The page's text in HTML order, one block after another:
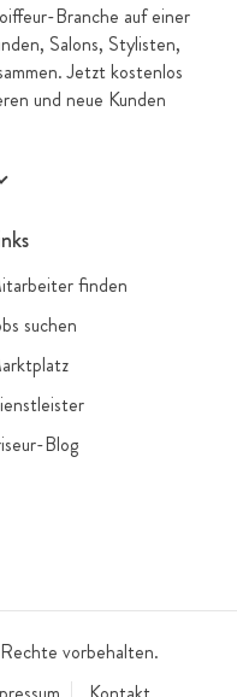
Branche auf einer
Salons, Stylisten,
Jetzt kostenlos
und neue Kunden
finden
suchen
Blog
vorbehalten.